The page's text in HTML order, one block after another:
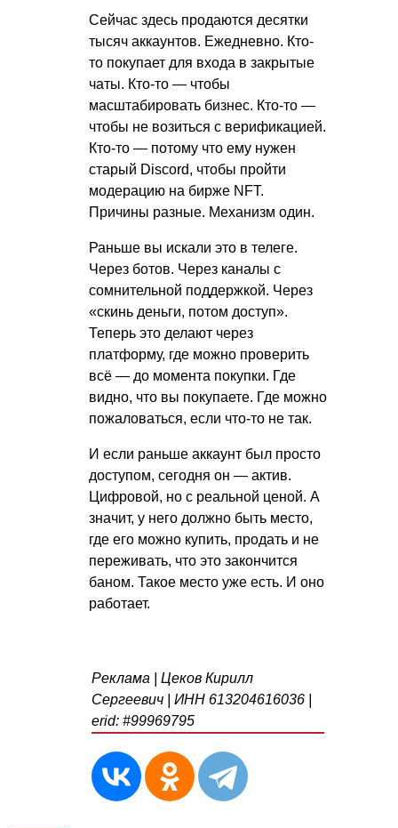
Сейчас здесь продаются десятки
тысяч аккаунтов. Ежедневно. Кто-
то покупает для входа в закрытые
чаты. Кто-то — чтобы
масштабировать бизнес. Кто-то —
чтобы не возиться с верификацией.
Кто-то — потому что ему нужен
старый Discord, чтобы пройти
модерацию на бирже NFT.
Причины разные. Механизм один.
Раньше вы искали это в телеге.
Через ботов. Через каналы с
сомнительной поддержкой. Через
«скинь деньги, потом доступ».
Теперь это делают через
платформу, где можно проверить
всё — до момента покупки. Где
видно, что вы покупаете. Где можно
пожаловаться, если что-то не так.
И если раньше аккаунт был просто
доступом, сегодня он — актив.
Цифровой, но с реальной ценой. А
значит, у него должно быть место,
где его можно купить, продать и не
переживать, что это закончится
баном. Такое место уже есть. И оно
работает.
Реклама | Цеков Кирилл
Сергеевич | ИНН 613204616036 |
erid: #99969795